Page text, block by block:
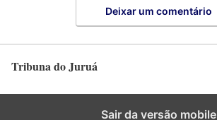
Deixar um comentário
Tribuna do Juruá
Sair da versão mobile